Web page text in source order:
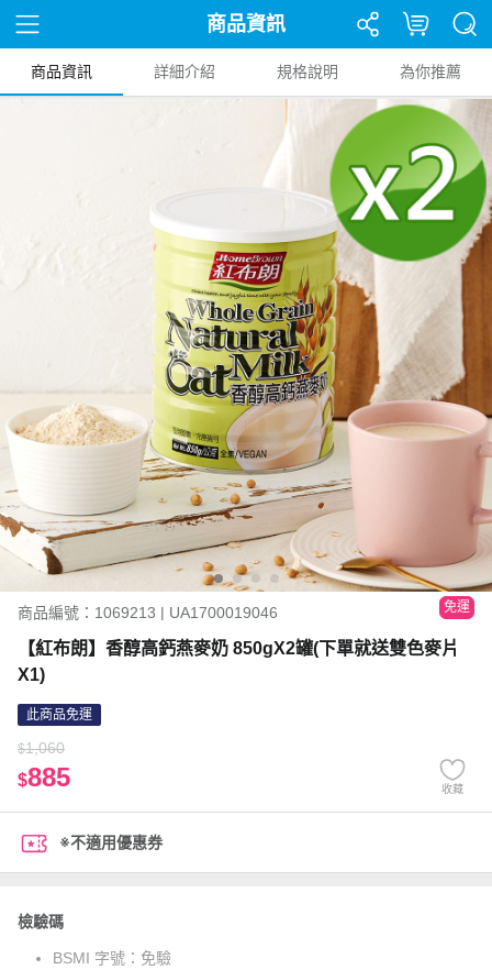
商品資訊
商品資訊 詳細介紹 規格說明 為你推薦
商品編號：1069213 | UA1700019046 免運
【紅布朗】香醇高鈣燕麥奶 850gX2罐(下單就送雙色麥片
X1)
此商品免運
$1,060
$885 收藏
※不適用優惠券
檢驗碼
BSMI 字號： 免驗